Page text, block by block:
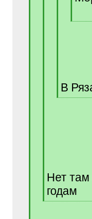
[
В
[
Нет там
годам
[